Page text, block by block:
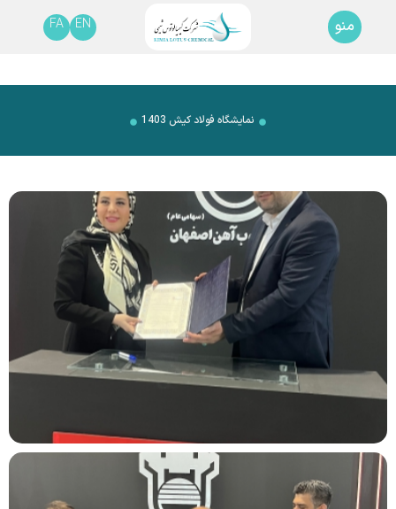
منو EN
FA
نمایشگاه فولاد کیش 1403